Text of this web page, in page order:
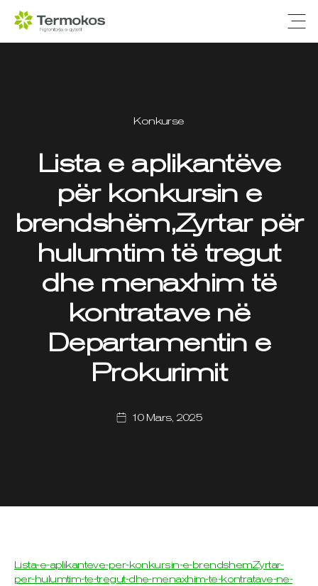
Konkurse
Lista e aplikantëve
për konkursin e
brendshëm,Zyrtar për
hulumtim të tregut
dhe menaxhim të
kontratave në
Departamentin e
Prokurimit
10 Mars, 2025
Lista-e-aplikanteve-per-konkursin-e-brendshemZyrtar-
per-hulumtim-te-tregut-dhe-menaxhim-te-kontratave-ne-